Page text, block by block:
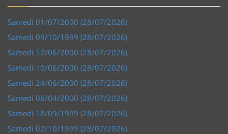
Samedi 01/07/2000 (28/07/2026)
Samedi 09/10/1999 (28/07/2026)
Samedi 17/06/2000 (28/07/2026)
Samedi 10/06/2000 (28/07/2026)
Samedi 24/06/2000 (28/07/2026)
Samedi 08/04/2000 (28/07/2026)
Samedi 18/09/1999 (28/07/2026)
Samedi 02/10/1999 (28/07/2026)